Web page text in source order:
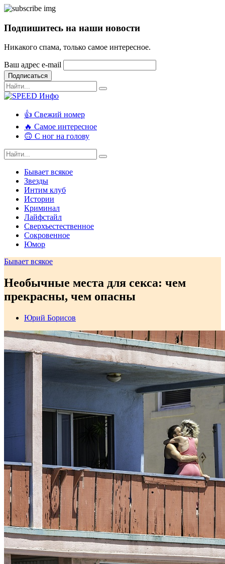
Подпишитесь на наши новости
Никакого спама, только самое интересное.
Ваш адрес e-mail
Подписаться
👍 Свежий номер
🔥 Самое интересное
🙃 С ног на голову
Бывает всякое
Звезды
Интим клуб
Истории
Криминал
Лайфстайл
Сверхъестественное
Сокровенное
Юмор
Бывает всякое
Необычные места для секса: чем
прекрасны, чем опасны
Юрий Борисов